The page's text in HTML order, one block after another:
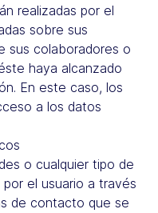
realizadas por el
sobre sus
sus colaboradores o
haya alcanzado
En este caso, los
a los datos
o cualquier tipo de
el usuario a través
de contacto que se